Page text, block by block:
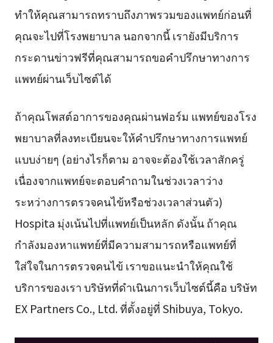
ทำให้คุณสามารถทราบถึงภาพรวมของแพทย์ก่อนที่
คุณจะไปที่โรงพยาบาล นอกจากนี้ เรายังมีบริการ
กระดานข่าวฟรีที่คุณสามารถขอคำปรึกษาทางการ
แพทย์ผ่านเว็บไซต์ได้
ถ้าคุณโพสต์อาการของคุณผ่านฟอร์ม แพทย์ของโรง
พยาบาลที่ลงทะเบียนจะให้คำปรึกษาทางการแพทย์
แบบง่ายๆ (อย่างไรก็ตาม อาจจะต้องใช้เวลาสักครู่
เนื่องจากแพทย์จะตอบคำถามในช่วงเวลาว่าง
ระหว่างการตรวจคนไข้หรือช่วงเวลาส่วนตัว)
Hospita มุ่งเน้นไปที่แพทย์เป็นหลัก ดังนั้น ถ้าคุณ
กำลังมองหาแพทย์ที่มีความสามารถหรือแพทย์ที่
ใส่ใจในการตรวจคนไข้ เราขอแนะนำให้คุณใช้
บริการของเรา บริษัทที่ดำเนินการเว็บไซต์นี้คือ บริษัท
EX Partners Co., Ltd. ที่ตั้งอยู่ที่ Shibuya, Tokyo.